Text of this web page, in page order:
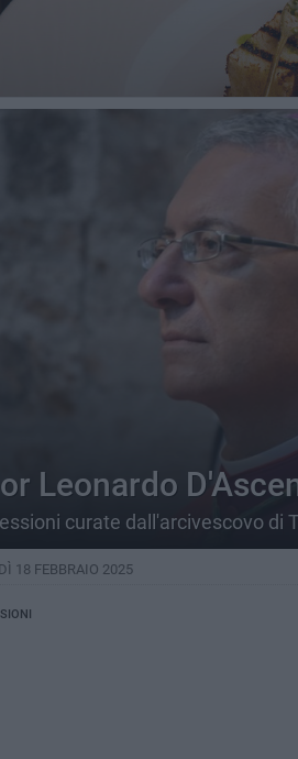
Leonardo
curate dall'arcivescovo di
18 FEBBRAIO 2025